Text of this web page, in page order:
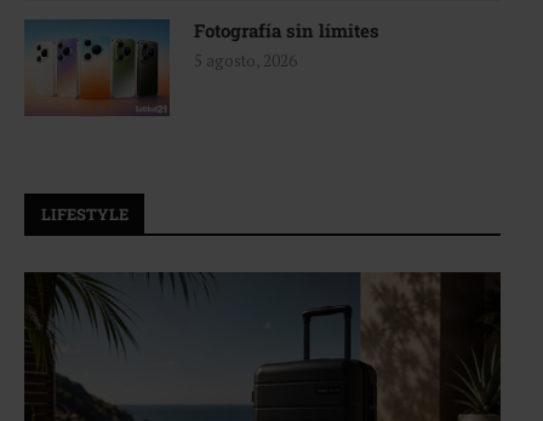
Fotografía sin límites
5 agosto, 2026
LIFESTYLE